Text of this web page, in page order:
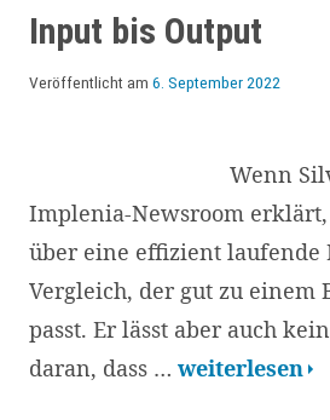
Kick-
off
bis
Ein
Einblick
ins
Projektmanagement
Input bis Output
Veröffentlicht am 6. September 2022
Wenn
Implenia-Newsroom
über eine effizient laufende
Vergleich, der gut zu einem
passt. Er lässt aber auch
daran, dass … Implenia-
weiterlesen